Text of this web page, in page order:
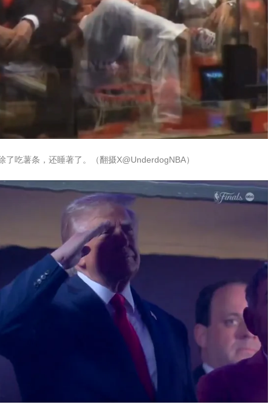
了吃薯条，还睡著了。（翻摄X@UnderdogNBA）